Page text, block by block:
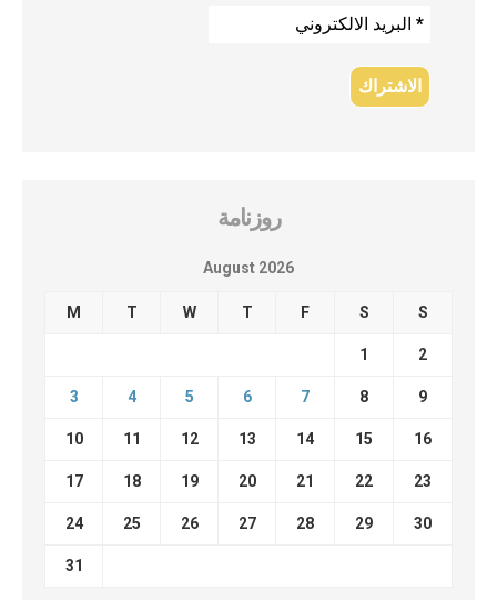
روزنامة
August 2026
M T W T F S S
1 2
3 4 5 6 7 8 9
10 11 12 13 14 15 16
17 18 19 20 21 22 23
24 25 26 27 28 29 30
31